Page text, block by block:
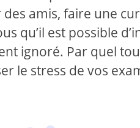
amis, faire une
qu’il est possible
ignoré. Par quel
le stress de vos